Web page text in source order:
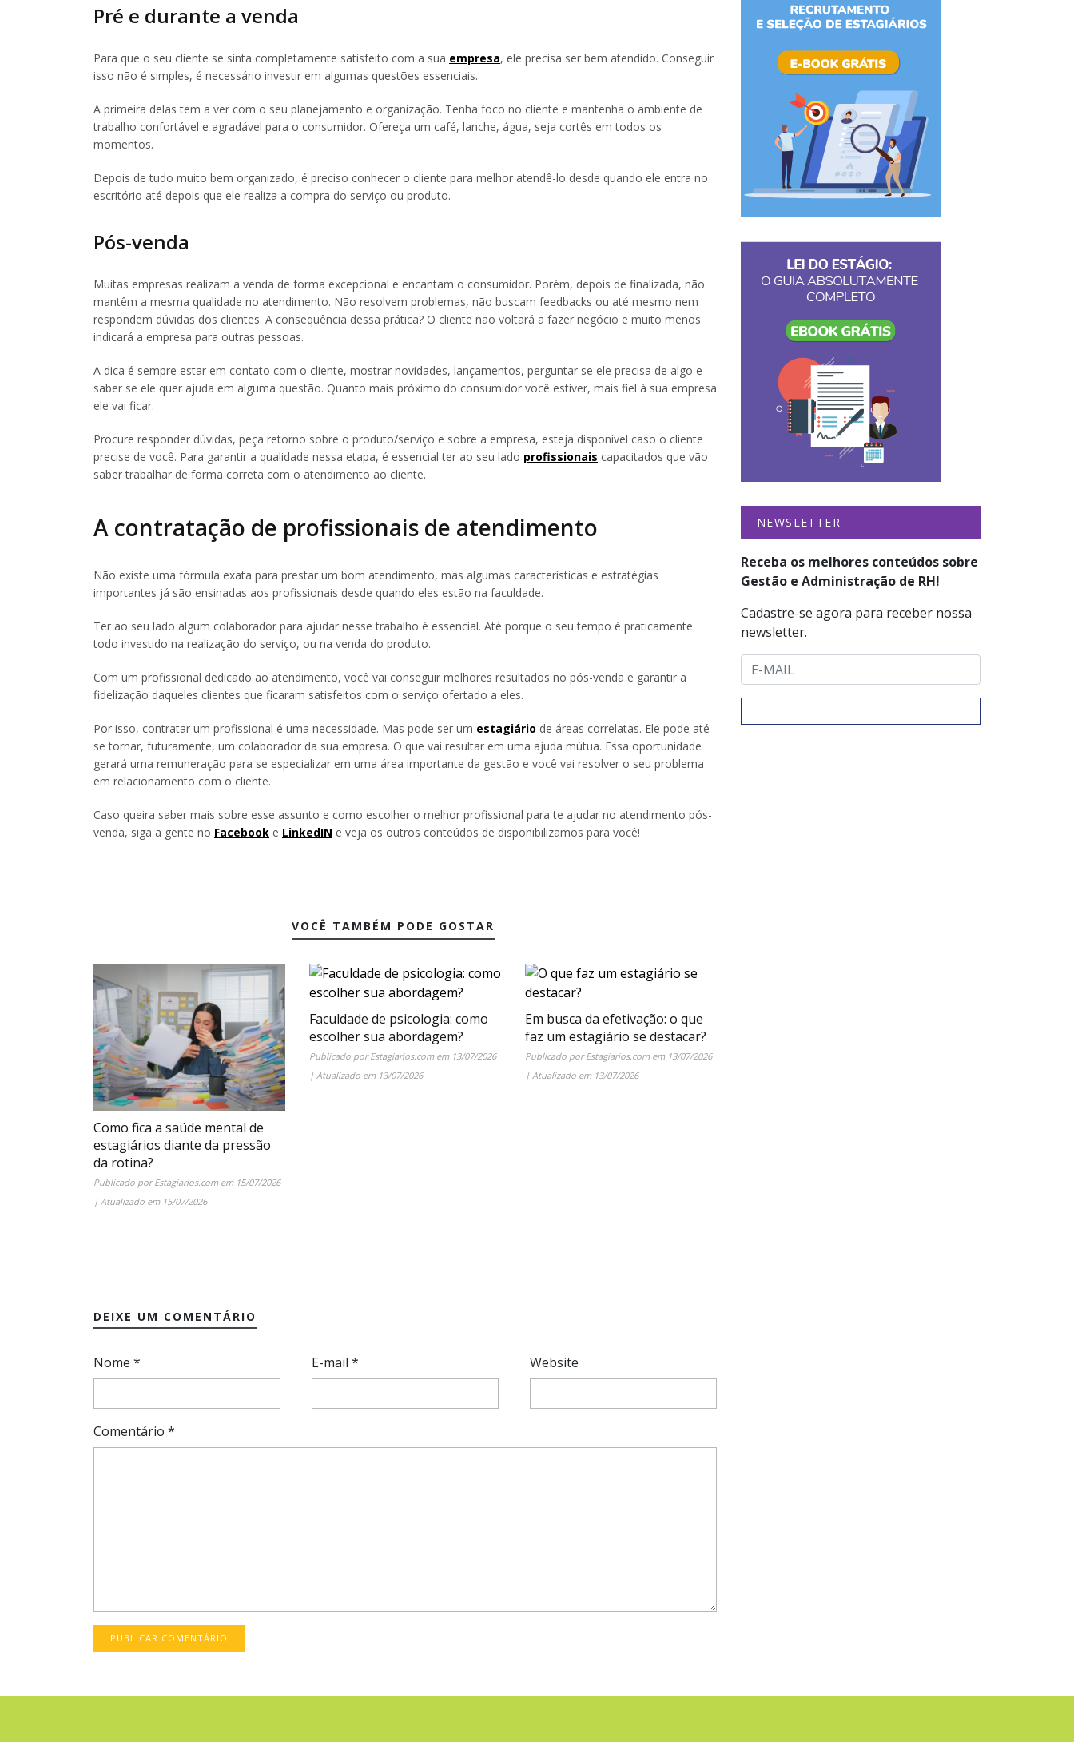
Pré e durante a venda
Para que o seu cliente se sinta completamente satisfeito com a sua empresa, ele precisa ser bem atendido. Conseguir
isso não é simples, é necessário investir em algumas questões essenciais.
A primeira delas tem a ver com o seu planejamento e organização. Tenha foco no cliente e mantenha o ambiente de
trabalho confortável e agradável para o consumidor. Ofereça um café, lanche, água, seja cortês em todos os
momentos.
Depois de tudo muito bem organizado, é preciso conhecer o cliente para melhor atendê-lo desde quando ele entra no
escritório até depois que ele realiza a compra do serviço ou produto.
Pós-venda
Muitas empresas realizam a venda de forma excepcional e encantam o consumidor. Porém, depois de finalizada, não
mantêm a mesma qualidade no atendimento. Não resolvem problemas, não buscam feedbacks ou até mesmo nem
respondem dúvidas dos clientes. A consequência dessa prática? O cliente não voltará a fazer negócio e muito menos
indicará a empresa para outras pessoas.
A dica é sempre estar em contato com o cliente, mostrar novidades, lançamentos, perguntar se ele precisa de algo e
saber se ele quer ajuda em alguma questão. Quanto mais próximo do consumidor você estiver, mais fiel à sua empresa
ele vai ficar.
Procure responder dúvidas, peça retorno sobre o produto/serviço e sobre a empresa, esteja disponível caso o cliente
precise de você. Para garantir a qualidade nessa etapa, é essencial ter ao seu lado profissionais capacitados que vão
saber trabalhar de forma correta com o atendimento ao cliente.
A contratação de profissionais de atendimento
Não existe uma fórmula exata para prestar um bom atendimento, mas algumas características e estratégias
importantes já são ensinadas aos profissionais desde quando eles estão na faculdade.
Ter ao seu lado algum colaborador para ajudar nesse trabalho é essencial. Até porque o seu tempo é praticamente
todo investido na realização do serviço, ou na venda do produto.
Com um profissional dedicado ao atendimento, você vai conseguir melhores resultados no pós-venda e garantir a
fidelização daqueles clientes que ficaram satisfeitos com o serviço ofertado a eles.
Por isso, contratar um profissional é uma necessidade. Mas pode ser um estagiário de áreas correlatas. Ele pode até
se tornar, futuramente, um colaborador da sua empresa. O que vai resultar em uma ajuda mútua. Essa oportunidade
gerará uma remuneração para se especializar em uma área importante da gestão e você vai resolver o seu problema
em relacionamento com o cliente.
Caso queira saber mais sobre esse assunto e como escolher o melhor profissional para te ajudar no atendimento pós-
venda, siga a gente no Facebook e LinkedIN e veja os outros conteúdos de disponibilizamos para você!
VOCÊ TAMBÉM PODE GOSTAR
Como fica a saúde mental de
estagiários diante da pressão
da rotina?
Publicado porEstagiarios.comem 15/07/2026
| Atualizado em 15/07/2026
Faculdade de psicologia: como
escolher sua abordagem?
Publicado porEstagiarios.comem 13/07/2026
| Atualizado em 13/07/2026
Em busca da efetivação: o que
faz um estagiário se destacar?
Publicado porEstagiarios.comem 13/07/2026
| Atualizado em 13/07/2026
DEIXE UM COMENTÁRIO
Nome * E-mail * Website
Comentário *
NEWSLETTER
Receba os melhores conteúdos sobre
Gestão e Administração de RH!
Cadastre-se agora para receber nossa
newsletter.